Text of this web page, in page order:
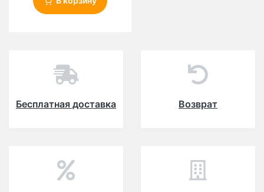
Бесплатная доставка Возврат